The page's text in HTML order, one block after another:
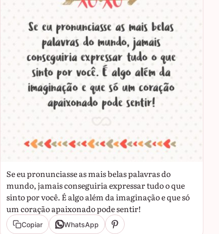
Se eu pronunciasse as mais belas palavras do
mundo, jamais conseguiria expressar tudo o que
sinto por você. É algo além da imaginação e que só
um coração apaixonado pode sentir!
Copiar WhatsApp